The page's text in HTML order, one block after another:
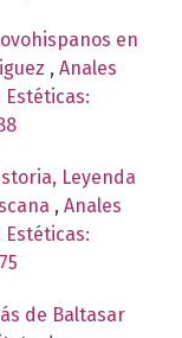
en
, Anales
Leyenda
, Anales
de Baltasar